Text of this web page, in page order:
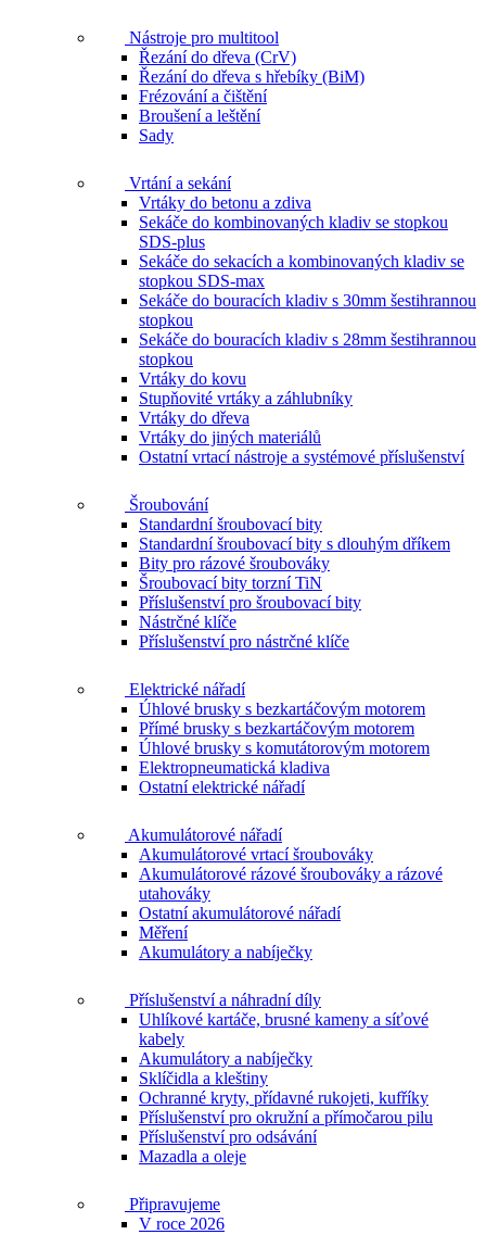
Nástroje pro multitool
Řezání do dřeva (CrV)
Řezání do dřeva s hřebíky (BiM)
Frézování a čištění
Broušení a leštění
Sady
Vrtání a sekání
Vrtáky do betonu a zdiva
Sekáče do kombinovaných kladiv se stopkou
SDS-plus
Sekáče do sekacích a kombinovaných kladiv se
stopkou SDS-max
Sekáče do bouracích kladiv s 30mm šestihrannou
stopkou
Sekáče do bouracích kladiv s 28mm šestihrannou
stopkou
Vrtáky do kovu
Stupňovité vrtáky a záhlubníky
Vrtáky do dřeva
Vrtáky do jiných materiálů
Ostatní vrtací nástroje a systémové příslušenství
Šroubování
Standardní šroubovací bity
Standardní šroubovací bity s dlouhým dříkem
Bity pro rázové šroubováky
Šroubovací bity torzní TiN
Příslušenství pro šroubovací bity
Nástrčné klíče
Příslušenství pro nástrčné klíče
Elektrické nářadí
Úhlové brusky s bezkartáčovým motorem
Přímé brusky s bezkartáčovým motorem
Úhlové brusky s komutátorovým motorem
Elektropneumatická kladiva
Ostatní elektrické nářadí
Akumulátorové nářadí
Akumulátorové vrtací šroubováky
Akumulátorové rázové šroubováky a rázové
utahováky
Ostatní akumulátorové nářadí
Měření
Akumulátory a nabíječky
Příslušenství a náhradní díly
Uhlíkové kartáče, brusné kameny a síťové
kabely
Akumulátory a nabíječky
Sklíčidla a kleštiny
Ochranné kryty, přídavné rukojeti, kufříky
Příslušenství pro okružní a přímočarou pilu
Příslušenství pro odsávání
Mazadla a oleje
Připravujeme
V roce 2026